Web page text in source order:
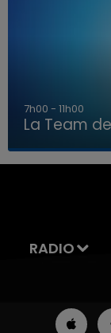
LA
7h00 - 11h00
La Team
RADIO